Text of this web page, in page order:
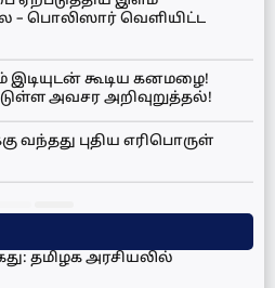
பொலிஸார் வெளியிட்ட
இடியுடன் கூடிய கனமழை!
அவசர அறிவுறுத்தல்!
வந்தது புதிய எரிபொருள்
தமிழக அரசியலில்